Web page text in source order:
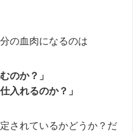
の血肉になるのは
のか？」
入れるのか？」
されているかどうか？だ